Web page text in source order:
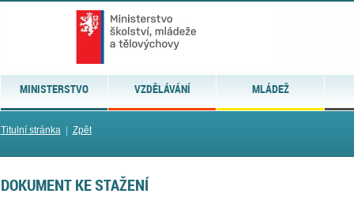
MINISTERSTVO VZDĚLÁVÁNÍ MLÁDEŽ
Titulní stránka| Zpět
DOKUMENT KE STAŽENÍ